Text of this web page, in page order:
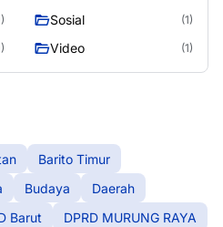
Sosial (1)
Video (1)
Barito Timur
Budaya
Daerah
Barut
DPRD MURUNG RAYA